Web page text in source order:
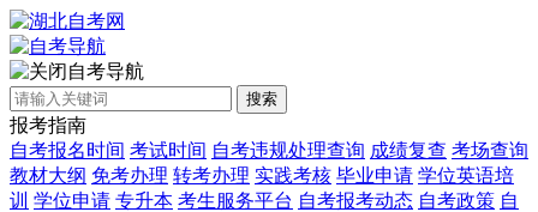
自考导航
搜索
报考指南
自考报名时间 考试时间 自考违规处理查询 成绩复查 考场查询
教材大纲 免考办理 转考办理 实践考核 毕业申请 学位英语培
训 学位申请 专升本 考生服务平台 自考报考动态 自考政策 自